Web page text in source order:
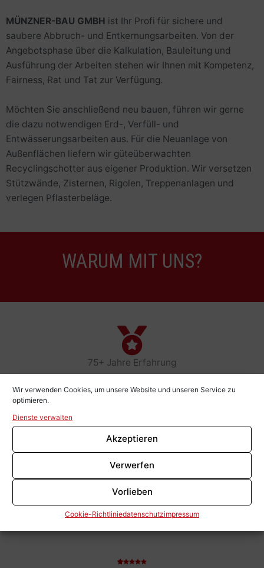
Wir verwenden Cookies, um unsere Website und unseren Service zu
optimieren.
Dienste verwalten
Akzeptieren
Verwerfen
Vorlieben
Cookie-Richtliniedatenschutzimpressum
MÜNZNER-BAU GMBH ist Ihr Profi für sichere und
saubere Abbruch- und Entkernungsarbeiten. Von der
Angebotsphase über die Kalkulation, Bauleitung und
Ausführung der Arbeiten stehen wir Ihnen mit Kompetenz,
Fairness, Rat und Tat zur Verfügung.
Möchten Sie anschließend neu bauen, führen wir gerne
die dazu notwendigen Erd-, Verfüll- und
Entwässerungsarbeiten aus. Für die Neuanlage von
Außenflächen liefern wir güteüberwachten
Recyclingschotter aus eigener Produktion. Wir versetzen
Stützwände, Zisternen, Rigolen, Treppenanlagen und
verlegen Pflasterbeläge.
WARUM MIT UNS?
75+ Jahre Erfahrung
professioneller Service
5000+ realisierte Projekte